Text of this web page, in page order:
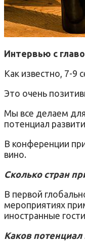
Интервью с
Как известно, 7-9
Это очень
Мы все делаем
потенциал
В конференции
вино.
Сколько стран
В первой
мероприятиях
иностранные
Каков потенциал